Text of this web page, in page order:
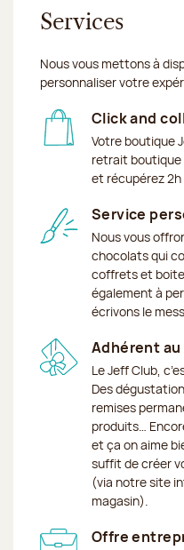
Services
Nous vous mettons à
personnaliser votre
Click and
Votre boutique
retrait boutique
et récupérez 2h
Service
Nous vous
chocolats qui
coffrets et
également à
écrivons le
Adhérent
Le Jeff Club,
Des
remises
produits…
et ça on aime
suffit de créer
(via notre site
magasin).
Offre